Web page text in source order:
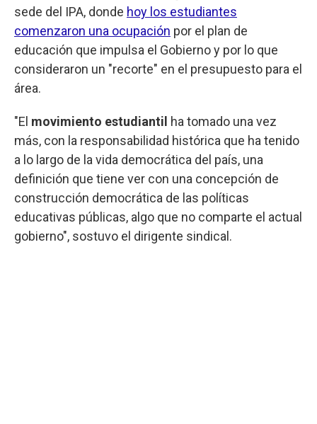
sede del IPA, donde hoy los estudiantes
comenzaron una ocupación por el plan de
educación que impulsa el Gobierno y por lo que
consideraron un "recorte" en el presupuesto para el
área.
"El movimiento estudiantil ha tomado una vez
más, con la responsabilidad histórica que ha tenido
a lo largo de la vida democrática del país, una
definición que tiene ver con una concepción de
construcción democrática de las políticas
educativas públicas, algo que no comparte el actual
gobierno", sostuvo el dirigente sindical.